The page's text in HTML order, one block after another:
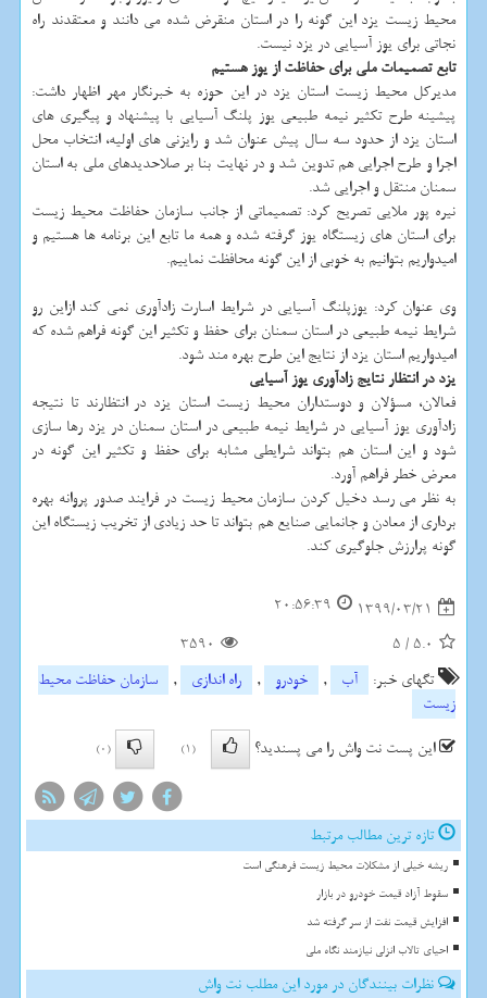
محیط زیست یزد این گونه را در استان منقرض شده می دانند و معتقدند راه
نجاتی برای یوز آسیایی در یزد نیست.
تابع تصمیمات ملی برای حفاظت از یوز هستیم
مدیرکل محیط زیست استان یزد در این حوزه به خبرنگار مهر اظهار داشت:
پیشینه طرح تکثیر نیمه طبیعی یوز پلنگ آسیایی با پیشنهاد و پیگیری های
استان یزد از حدود سه سال پیش عنوان شد و رایزنی های اولیه، انتخاب محل
اجرا و طرح اجرایی هم تدوین شد و در نهایت بنا بر صلاحدیدهای ملی به استان
سمنان منتقل و اجرایی شد.
نیره پور ملایی تصریح کرد: تصمیماتی از جانب سازمان حفاظت محیط زیست
برای استان های زیستگاه یوز گرفته شده و همه ما تابع این برنامه ها هستیم و
امیدواریم بتوانیم به خوبی از این گونه محافظت نماییم.
وی عنوان کرد: یوزپلنگ آسیایی در شرایط اسارت زادآوری نمی کند ازاین رو
شرایط نیمه طبیعی در استان سمنان برای حفظ و تکثیر این گونه فراهم شده که
امیدواریم استان یزد از نتایج این طرح بهره مند شود.
یزد در انتظار نتایج زادآوری یوز آسیایی
فعالان، مسؤلان و دوستداران محیط زیست استان یزد در انتظارند تا نتیجه
زادآوری یوز آسیایی در شرایط نیمه طبیعی در استان سمنان در یزد رها سازی
شود و این استان هم بتواند شرایطی مشابه برای حفظ و تکثیر این گونه در
معرض خطر فراهم آورد.
به نظر می رسد دخیل کردن سازمان محیط زیست در فرایند صدور پروانه بهره
برداری از معادن و جانمایی صنایع هم بتواند تا حد زیادی از تخریب زیستگاه این
گونه پرارزش جلوگیری کند.
1399/03/21
20:56:39
5.0
/
5
3590
تگهای خبر:
آب , خودرو , راه اندازی ,
سازمان حفاظت محیط
زیست
این پست نت واش را می پسندید؟
(1)
(0)
تازه ترین مطالب مرتبط
ریشه خیلی از مشکلات محیط زیست فرهنگی است
سقوط آزاد قیمت خودرو در بازار
افزایش قیمت نفت از سر گرفته شد
احیای تالاب انزلی نیازمند نگاه ملی
نظرات بینندگان در مورد این مطلب نت واش